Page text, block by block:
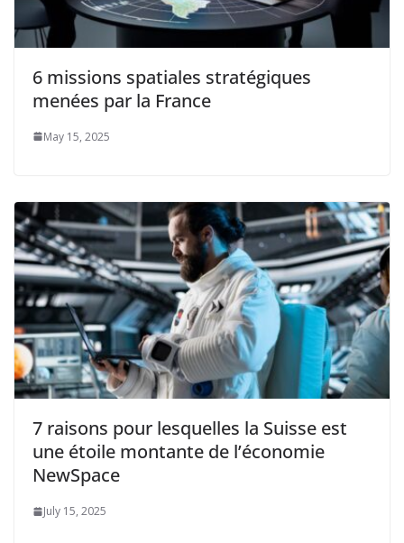
6 missions spatiales stratégiques
menées par la France
May 15, 2025
7 raisons pour lesquelles la Suisse est
une étoile montante de l’économie
NewSpace
July 15, 2025